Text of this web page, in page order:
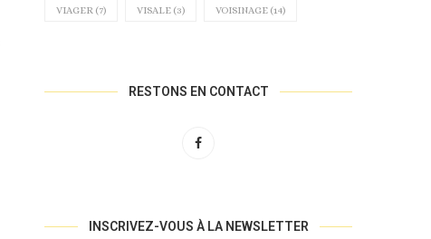
VIAGER (7) VISALE (3) VOISINAGE (14)
RESTONS EN CONTACT
INSCRIVEZ-VOUS À LA NEWSLETTER